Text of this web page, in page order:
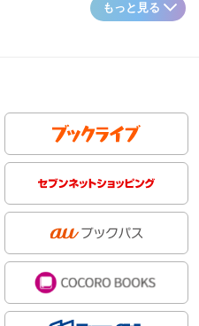
もっと見る